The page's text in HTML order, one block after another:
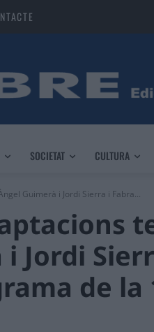
SOCIETAT CULTURA
Guimerà i Jordi Sierra i Fabra...
i Jordi
de la